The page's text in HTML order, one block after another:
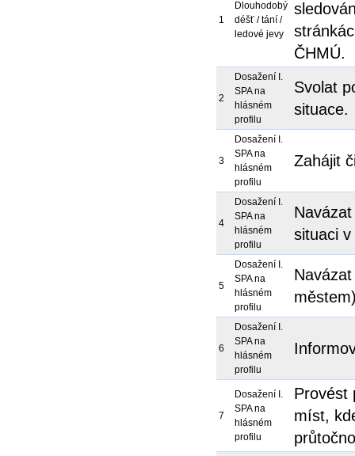
1
Dlouhodobý
déšť / tání /
ledové jevy
ČHMÚ.
2
Dosažení I.
SPA na
hlásném
profilu
Svolat
situace.
3
Dosažení I.
SPA na
hlásném
profilu
Zahájit
4
Dosažení I.
SPA na
hlásném
profilu
situaci
5
Dosažení I.
SPA na
hlásném
profilu
6
Dosažení I.
SPA na
hlásném
profilu
7
Dosažení I.
SPA na
hlásném
profilu
Provést
míst,